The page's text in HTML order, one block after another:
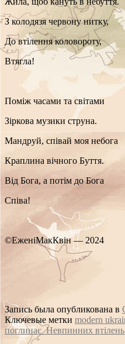
З колодязя червону нитку,
До втілення коловороту,
Втягла!
Поміж часами та світами
Зіркова музики струна.
Мандруй, співай моя небога
Краплина вічного Буття.
Від Бога, а потім до Бога
Співа!
©ЕженіМакКвін — 2024
Запись была опубликована в
Ключевые метки modern
поглинає Невпинних втілень